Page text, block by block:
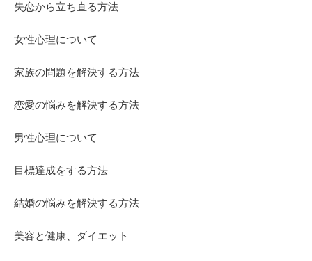
失恋から立ち直る方法
女性心理について
家族の問題を解決する方法
恋愛の悩みを解決する方法
男性心理について
目標達成をする方法
結婚の悩みを解決する方法
美容と健康、ダイエット